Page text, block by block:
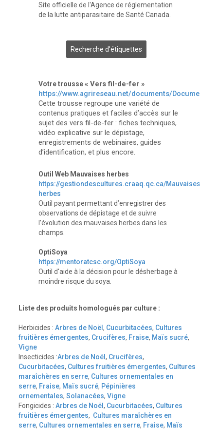
Site officielle de l'Agence de réglementation
de la lutte antiparasitaire de Santé Canada.
Recherche d'étiquettes
Votre trousse« Vers fil-de-fer »
https://www.agrireseau.net/documents/
Cette trousse regroupe une variété de
contenus pratiques et faciles d’accès sur le
sujet des vers fil-de-fer : fiches techniques,
vidéo explicative sur le dépistage,
enregistrements de webinaires, guides
d’identification, et plus encore.
Outil Web Mauvaises herbes
https://gestiondescultures.craaq.qc.ca/Mauvaises-
herbes
Outil payant permettant d’enregistrer des
observations de dépistage et de suivre
l’évolution des mauvaises herbes dans les
champs.
OptiSoya
https://mentoratcsc.org/OptiSoya
Outil d'aide à la décision pour le désherbage à
moindre risque du soya.
Liste des produits homologués par culture :
Herbicides : Arbres de Noël , Cucurbitacées, Cultures
fruitières émergentes, Crucifères, Fraise, Maïs sucré,
Vigne
Insecticides :Arbres de Noël , Crucifères,
Cucurbitacées, Cultures fruitières émergentes, Cultures
maraîchères en serre, Cultures ornementales en
serre, Fraise, Maïs sucré, Pépinières
ornementales, Solanacées, Vigne
Fongicides : Arbres de Noël , Cucurbitacées, Cultures
fruitières émergentes, Cultures maraîchères en
serre, Cultures ornementales en serre, Fraise, Maïs